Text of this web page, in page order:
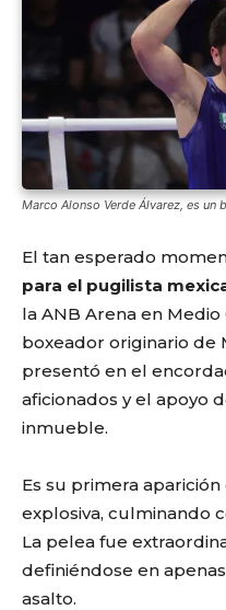
Marco Alonso Verde Álvarez, es un
El tan esperado
para el pugilista
la ANB Arena en
boxeador originario de
presentó en el
aficionados y el apoyo
inmueble.
Es su primera
explosiva, culminando
La pelea fue
definiéndose en
asalto.